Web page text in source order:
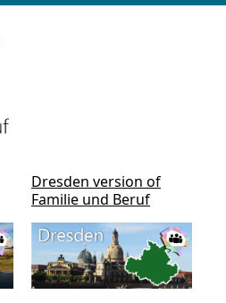
Dresden version of
Familie und Beruf